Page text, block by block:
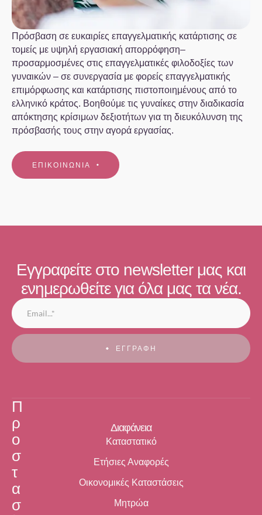
Πρόσβαση σε ευκαιρίες επαγγελματικής κατάρτισης σε
τομείς με υψηλή εργασιακή απορρόφηση–
προσαρμοσμένες στις επαγγελματικές φιλοδοξίες των
γυναικών – σε συνεργασία με φορείς επαγγελματικής
επιμόρφωσης και κατάρτισης πιστοποιημένους από το
ελληνικό κράτος. Βοηθούμε τις γυναίκες στην διαδικασία
απόκτησης κρίσιμων δεξιοτήτων για τη διευκόλυνση της
πρόσβασής τους στην αγορά εργασίας.
ΕΠΙΚΟΙΝΩΝΙΑ
Εγγραφείτε στο newsletter μας και
ενημερωθείτε για όλα μας τα νέα.
ΕΓΓΡΑΦΗ
Π
ρ
ο
σ
τ
α
σ
Διαφάνεια
Καταστατικό
Ετήσιες Αναφορές
Οικονομικές Καταστάσεις
Μητρώα